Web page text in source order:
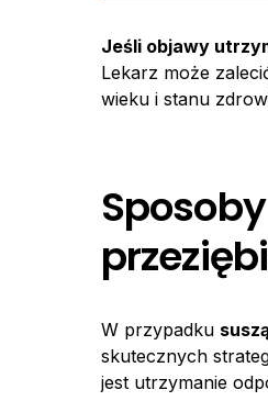
Jeśli objawy
Lekarz może
wieku i stanu
W przypadku
skutecznych
jest utrzymanie